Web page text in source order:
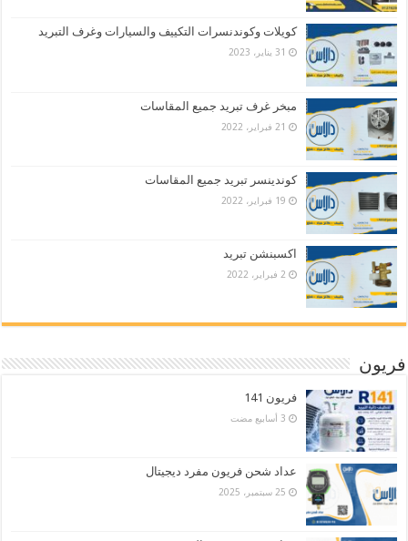
كويلات وكوندنسرات التكييف والسيارات وغرف التبريد
31 يناير، 2023
مبخر غرف تبريد جميع المقاسات
21 فبراير، 2022
كوندينسر تبريد جميع المقاسات
19 فبراير، 2022
اكسبنشن تبريد
2 فبراير، 2022
فريون
فريون 141
عداد شحن فريون مفرد ديجيتال
25 سبتمبر، 2025